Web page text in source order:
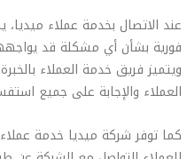
عند الاتصال بخدمة عملاء
فورية بشأن أي مشكلة قد
ويتميز فريق خدمة العملاء
العملاء والإجابة على جميع
كما توفر شركة ميديا خدمة